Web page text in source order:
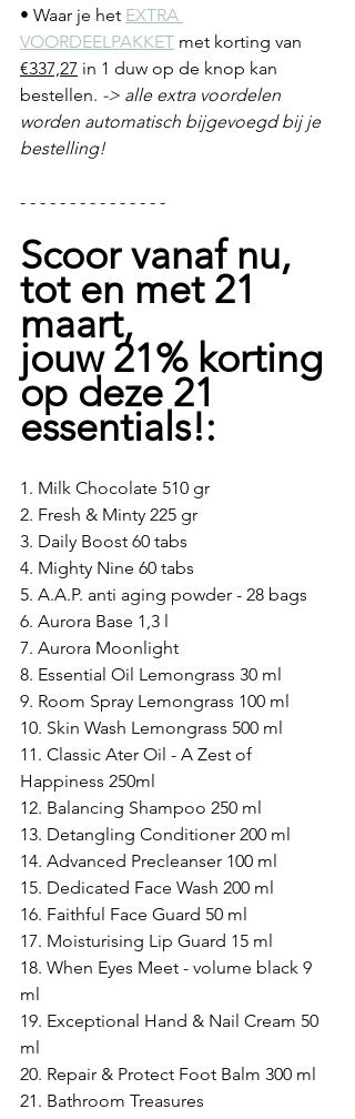
• Waar je het EXTRA
VOORDEELPAKKET met korting van
€337,27 in 1 duw op de knop kan
bestellen. -> alle extra voordelen
worden automatisch bijgevoegd bij je
bestelling!
- - - - - - - - - - - - - - -
Scoor vanaf nu,
tot en met 21
maart,
jouw 21% korting
op deze 21
essentials!:
1. Milk Chocolate 510 gr
2. Fresh & Minty 225 gr
3. Daily Boost 60 tabs
4. Mighty Nine 60 tabs
5. A.A.P. anti aging powder - 28 bags
6. Aurora Base 1,3 l
7. Aurora Moonlight
8. Essential Oil Lemongrass 30 ml
9. Room Spray Lemongrass 100 ml
10. Skin Wash Lemongrass 500 ml
11. Classic Ater Oil - A Zest of
Happiness 250ml
12. Balancing Shampoo 250 ml
13. Detangling Conditioner 200 ml
14. Advanced Precleanser 100 ml
15. Dedicated Face Wash 200 ml
16. Faithful Face Guard 50 ml
17. Moisturising Lip Guard 15 ml
18. When Eyes Meet - volume black 9
ml
19. Exceptional Hand & Nail Cream 50
ml
20. Repair & Protect Foot Balm 300 ml
21. Bathroom Treasures